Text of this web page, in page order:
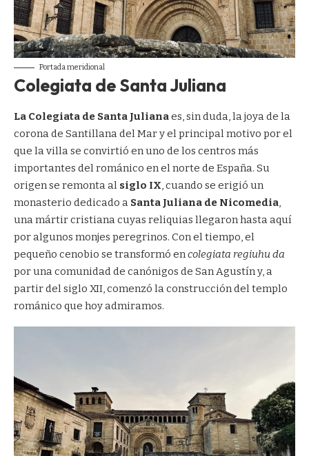
Portada meridional
Colegiata de Santa Juliana
La Colegiata de Santa Julianaes, sin duda, la joya de la
corona de Santillana del Mar y el principal motivo por el
que la villa se convirtió en uno de los centros más
importantes del románico en el norte de España. Su
origen se remonta al siglo IX, cuando se erigió un
monasterio dedicado a Santa Juliana de Nicomedia,
una mártir cristiana cuyas reliquias llegaron hasta aquí
por algunos monjes peregrinos. Con el tiempo, el
pequeño cenobio se transformó encolegiata regiuhu da
por una comunidad de canónigos de San Agustín y, a
partir del siglo XII, comenzó la construcción del templo
románico que hoy admiramos.